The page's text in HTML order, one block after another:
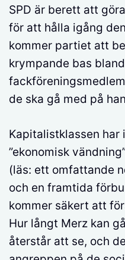
SPD är berett att
för att hålla igång
kommer partiet att
krympande bas
de ska gå med på
Kapitalistklassen har
”ekonomisk
(läs: ett omfattande
och en framtida
kommer säkert att
Hur långt Merz kan
återstår att se, och